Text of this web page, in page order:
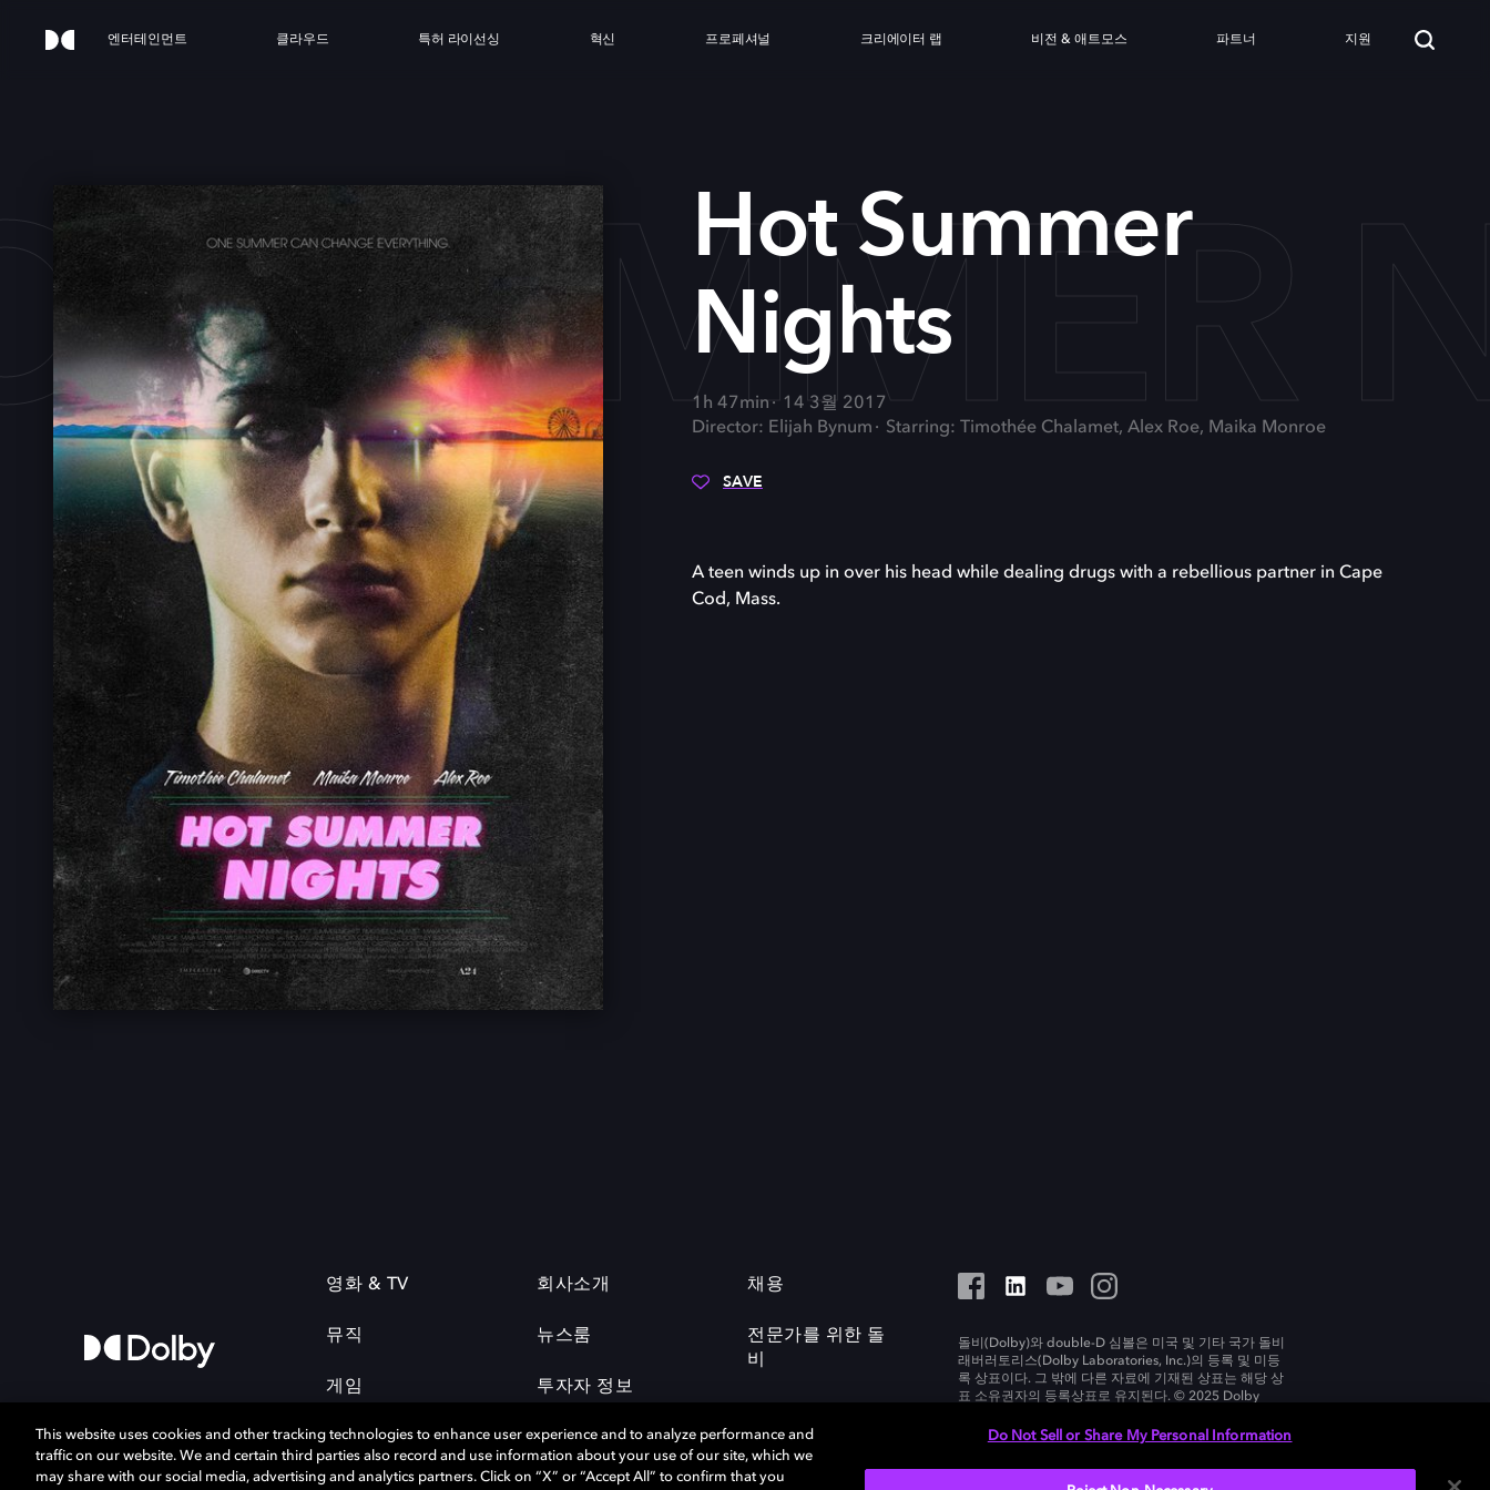
엔터테인먼트 클라우드 특허 라이선싱 혁신 프로페셔널 크리에이터 랩 비전 & 애트모스 파트너 지원
SUMMER
Hot Summer
Nights
1h 47min
14 3월 2017
Director: Elijah Bynum
Starring: Timothée Chalamet, Alex Roe, Maika Monroe
SAVE
A teen winds up in over his head while dealing drugs with a rebellious partner in Cape
Cod, Mass.
영화 & TV
뮤직
게임
회사소개
뉴스룸
투자자 정보
채용
전문가를 위한 돌
비
돌비(Dolby)와 double-D 심볼은 미국 및 기타 국가 돌비
래버러토리스(Dolby Laboratories, Inc.)의 등록 및 미등
록 상표이다. 그 밖에 다른 자료에 기재된 상표는 해당 상
표 소유권자의 등록상표로 유지된다. © 2025 Dolby
This website uses cookies and other tracking technologies to enhance user experience and to analyze performance and
traffic on our website. We and certain third parties also record and use information about your use of our site, which we
may share with our social media, advertising and analytics partners. Click on “X” or “Accept All” to confirm that you
Do Not Sell or Share My Personal Information